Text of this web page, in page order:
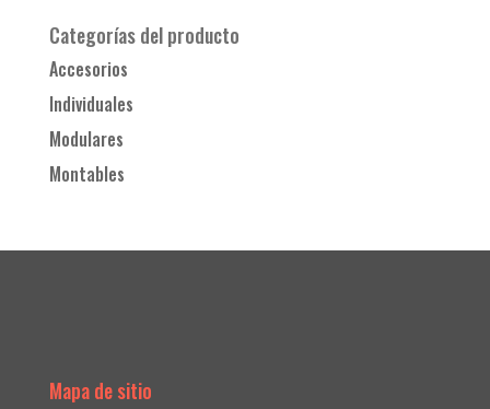
Categorías del producto
Accesorios
Individuales
Modulares
Montables
Mapa de sitio